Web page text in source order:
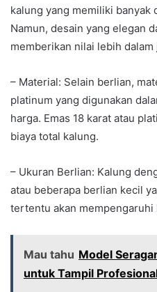
kalung yang memiliki banyak
Namun, desain yang elegan
memberikan nilai lebih dalam
– Material: Selain berlian,
platinum yang digunakan
harga. Emas 18 karat atau
biaya total kalung.
– Ukuran Berlian: Kalung
atau beberapa berlian kecil
tertentu akan mempengaruhi
Mau tahu Model
untuk Tampil